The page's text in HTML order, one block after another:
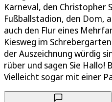
Karneval, den Christopher
Fußballstadion, den Dom,
auch den Flur eines
Kiesweg im
der Auszeichnung würdig
rüber und sagen Sie Hallo!
Vielleicht sogar mit einer